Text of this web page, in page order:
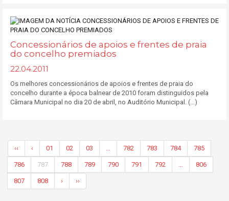
Concessionários de apoios e frentes de praia
do concelho premiados
22.04.2011
Os melhores concessionários de apoios e frentes de praia do
concelho durante a época balnear de 2010 foram distinguidos pela
Câmara Municipal no dia 20 de abril, no Auditório Municipal. (...)
‹‹ ‹ 01 02 03 782 783 784 785
786 787 788 789 790 791 792 806
807 808 › ››